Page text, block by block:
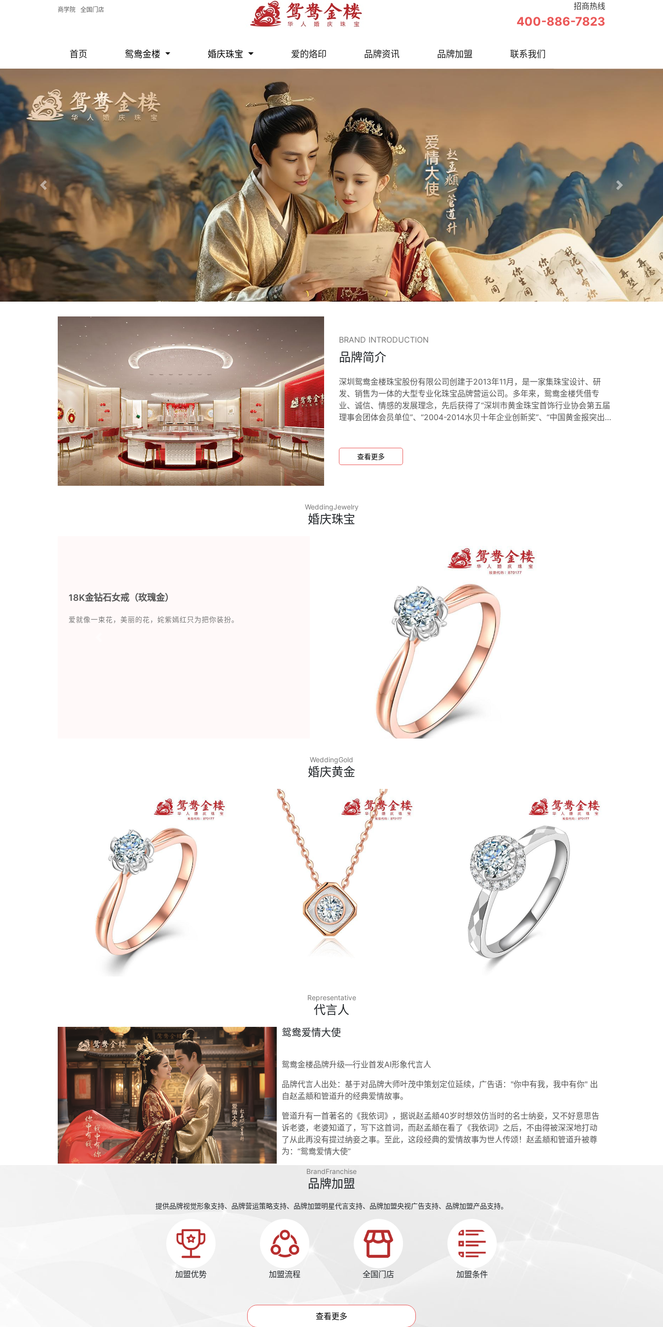
商学院 全国门店 招商热线
400-886-7823
首页 鸳鸯金楼 婚庆珠宝 爱的烙印 品牌资讯 品牌加盟 联系我们
Previous Next
BRAND INTRODUCTION
品牌简介
深圳鸳鸯金楼珠宝股份有限公司创建于2013年11月，是一家集珠宝设计、研
发、销售为一体的大型专业化珠宝品牌营运公司。多年来，鸳鸯金楼凭借专
业、诚信、情感的发展理念，先后获得了“深圳市黄金珠宝首饰行业协会第五届
理事会团体会员单位”、“2004-2014水贝十年企业创新奖”、“中国黄金报突出
宝消费者满意门店”等荣誉称号。
查看更多
WeddingJewelry
婚庆珠宝
18K金钻石女戒（玫瑰金）
爱就像一束花，美丽的花，姹紫嫣红只为把你装扮。
WeddingGold
婚庆黄金
Representative
代言人
鸳鸯爱情大使
鸳鸯金楼品牌升级—行业首发AI形象代言人
品牌代言人出处：基于对品牌大师叶茂中策划定位延续，广告语："你中有我，我中有你" 出
自赵孟頫和管道升的经典爱情故事。
管道升有一首著名的《我依词》，据说赵孟頫40岁时想效仿当时的名士纳妾，又不好意思告
诉老婆，老婆知道了，写下这首词，而赵孟頫在看了《我依词》之后，不由得被深深地打动
了从此再没有提过纳妾之事。至此，这段经典的爱情故事为世人传颂！赵孟頫和管道升被尊
为：“鸳鸯爱情大使”
BrandFranchise
品牌加盟
提供品牌视觉形象支持、品牌营运策略支持、品牌加盟明星代言支持、品牌加盟央视广告支持、品牌加盟产品支持。
加盟优势 加盟流程 全国门店 加盟条件
查看更多